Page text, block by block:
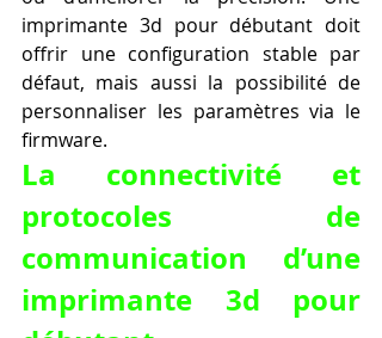
imprimante 3d pour débutant doit
offrir une configuration stable par
défaut, mais aussi la possibilité de
personnaliser les paramètres via le
firmware.
La connectivité et
protocoles de
communication d’une
imprimante 3d pour